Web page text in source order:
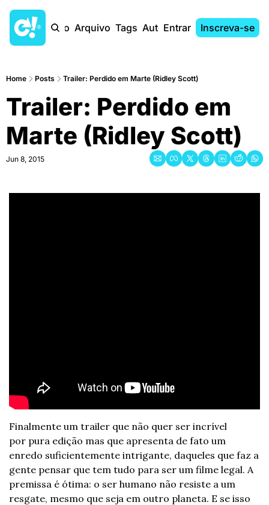
Início Arquivo Tags AutoresEntrar Inscreva-se
Home Posts Trailer: Perdido em Marte (Ridley Scott)
Trailer: Perdido em
Marte (Ridley Scott)
Jun 8, 2015
Finalmente um trailer que não quer ser incrível
por pura edição mas que apresenta de fato um
enredo suficientemente intrigante, daqueles que faz a
gente pensar que tem tudo para ser um filme legal. A
premissa é ótima: o ser humano não resiste a um
resgate, mesmo que seja em outro planeta. E se isso